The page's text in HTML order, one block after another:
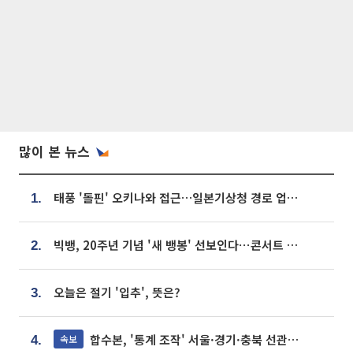
많이 본 뉴스
1. 태풍 '돌핀' 오키나와 접근…일본기상청 경로 업데이트
2. 빅뱅, 20주년 기념 '새 뱅봉' 선보인다⋯콘서트 앞두고 팝업 개최
3. 오늘은 절기 '입추', 뜻은?
4. 속보 합수본, '통계 조작' 서울·경기·충북 선관위 등 추가 압수수색